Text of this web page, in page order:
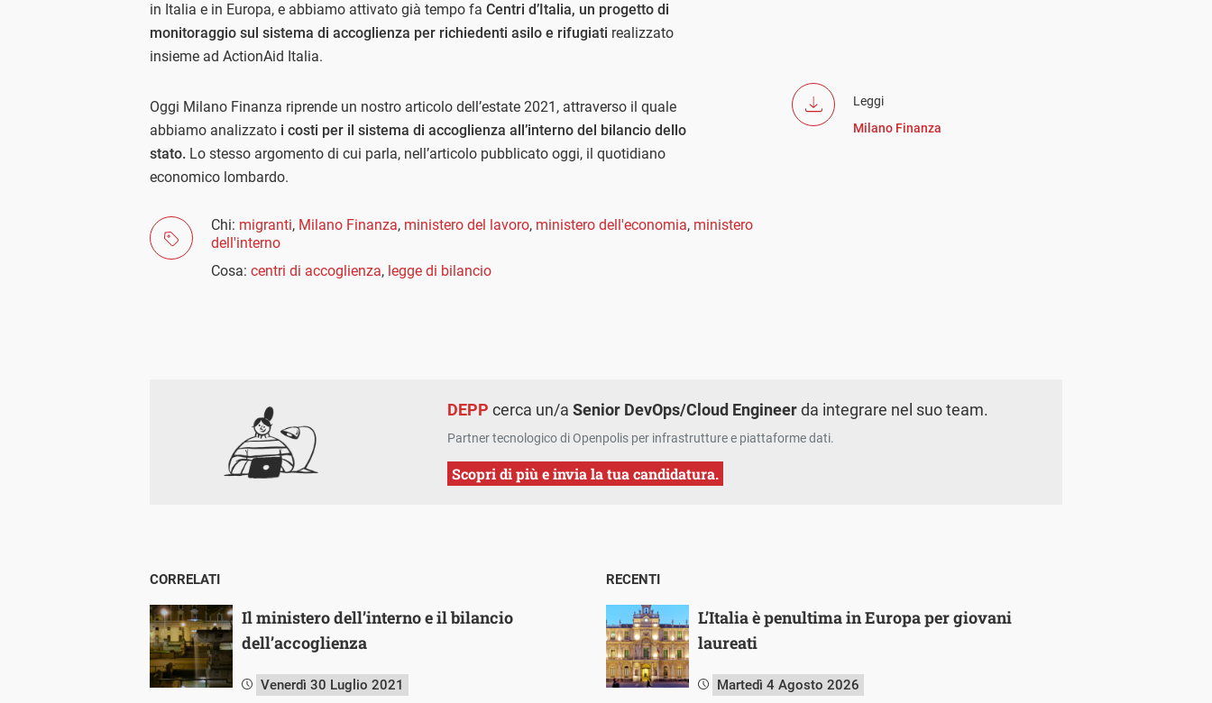
in Italia e in Europa, e abbiamo attivato già tempo fa Centri d’Italia, un progetto di
monitoraggio sul sistema di accoglienza per richiedenti asilo e rifugiati realizzato
insieme ad ActionAid Italia.
Leggi
Milano Finanza
Oggi Milano Finanza riprende un nostro articolo dell’estate 2021, attraverso il quale
abbiamo analizzato i costi per il sistema di accoglienza all’interno del bilancio dello
stato. Lo stesso argomento di cui parla, nell’articolo pubblicato oggi, il quotidiano
economico lombardo.
Chi: migranti, Milano Finanza, ministero del lavoro, ministero dell'economia, ministero
dell'interno
Cosa: centri di accoglienza, legge di bilancio
DEPP cerca un/aSenior DevOps/Cloud Engineerda integrare nel suo team.
Partner tecnologico di Openpolis per infrastrutture e piattaforme dati.
Scopri di più e invia la tua candidatura.
CORRELATI
Il ministero dell’interno e il bilancio
dell’accoglienza
Venerdì 30 Luglio 2021
RECENTI
L’Italia è penultima in Europa per giovani
laureati
Martedì 4 Agosto 2026